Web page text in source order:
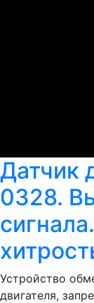
Датчик
0328.
Устройство
двигателя,